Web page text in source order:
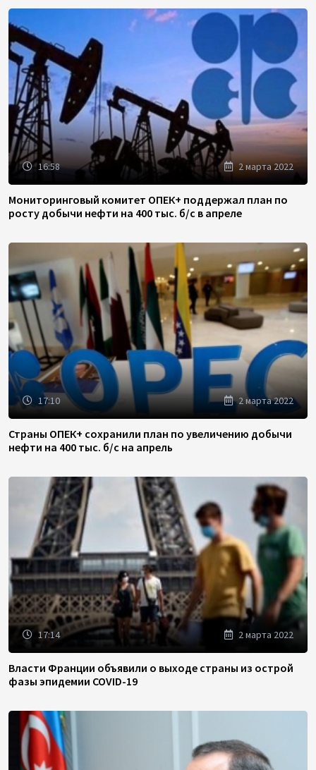
16:58 2 марта 2022
Мониторинговый комитет ОПЕК+ поддержал план по
росту добычи нефти на 400 тыс. б/с в апреле
17:10 2 марта 2022
Страны ОПЕК+ сохранили план по увеличению добычи
нефти на 400 тыс. б/с на апрель
17:14 2 марта 2022
Власти Франции объявили о выходе страны из острой
фазы эпидемии COVID-19